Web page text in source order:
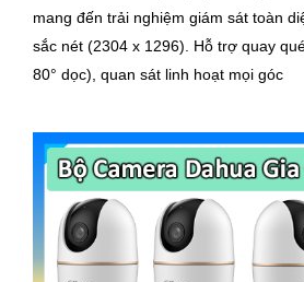
mang đến trải nghiệm giám sát toàn
sắc nét (2304 x 1296). Hỗ trợ quay quét 360° (340° ngang,
80° dọc), quan sát linh hoạt mọi góc